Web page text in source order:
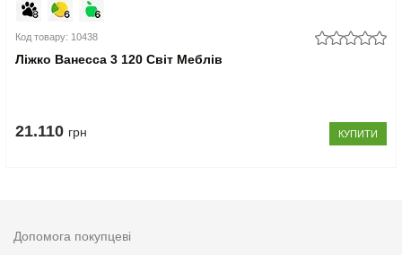
Код товару: 10438
Ліжко Ванесса 3 120 Світ Меблів
21.110 грн КУПИТИ
Допомога покупцеві